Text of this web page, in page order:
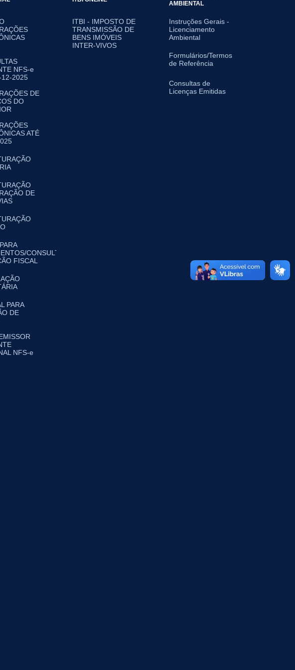
NFS-e
12-2025
DE
DO
ATÉ
DE
CONSULTA
FISCAL
PARA
DE
NFS-e
ITBI - IMPOSTO DE
TRANSMISSÃO DE
BENS IMÓVEIS
INTER-VIVOS
AMBIENTAL
Instruções Gerais -
Licenciamento
Ambiental
Formulários/Termos
de Referência
Consultas de
Licenças Emitidas